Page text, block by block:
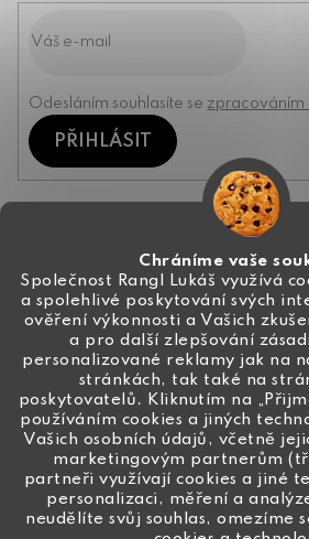
Chráníme vaše
Společnost Rangl Lukáš využívá
a spolehlivé poskytování svých
ověření výkonnosti a Vašich
a pro další zlepšování
personalizované reklamy jak na
stránkách, tak také na
poskytovatelů. Kliknutím na
používáním cookies a jiných
Vašich osobních údajů, včetně
marketingovým partnerům
partneři využívají cookies a jiné
personalizaci, měření a
neudělíte svůj souhlas, omezíme
Odesláním souhlasíte se zpracováním
PŘIHLÁSIT
info@ceske-koralky.cz
+420 774 444 191